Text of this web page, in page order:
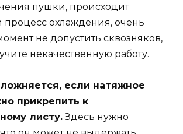
пушки, происходит
процесс охлаждения, очень
не допустить сквозняков,
некачественную работу.
если натяжное
прикрепить к
листу.Здесь нужно